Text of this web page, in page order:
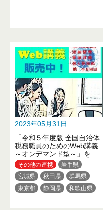
2023年05月31日
「令和５年度版 全国自治体
税務職員のためのWeb講義
～オンデマンド型～」を販
売中！！毎年好評の税務研
修教材です。
その他の連携
岩手県
宮城県
秋田県
群馬県
東京都
静岡県
和歌山県